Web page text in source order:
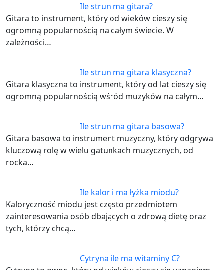
Ile strun ma gitara?
Gitara to instrument, który od wieków cieszy się
ogromną popularnością na całym świecie. W
zależności…
Ile strun ma gitara klasyczna?
Gitara klasyczna to instrument, który od lat cieszy się
ogromną popularnością wśród muzyków na całym…
Ile strun ma gitara basowa?
Gitara basowa to instrument muzyczny, który odgrywa
kluczową rolę w wielu gatunkach muzycznych, od
rocka…
Ile kalorii ma łyżka miodu?
Kaloryczność miodu jest często przedmiotem
zainteresowania osób dbających o zdrową dietę oraz
tych, którzy chcą…
Cytryna ile ma witaminy C?